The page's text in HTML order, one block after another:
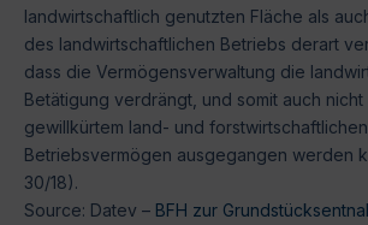
landwirtschaftlich genutzten Fläche als
des landwirtschaftlichen Betriebs derart
dass die Vermögensverwaltung die
Betätigung verdrängt, und somit auch nicht
gewillkürtem land- und forstwirtschaftlichen
Betriebsvermögen ausgegangen werden
30/18).
Source: Datev – BFH zur